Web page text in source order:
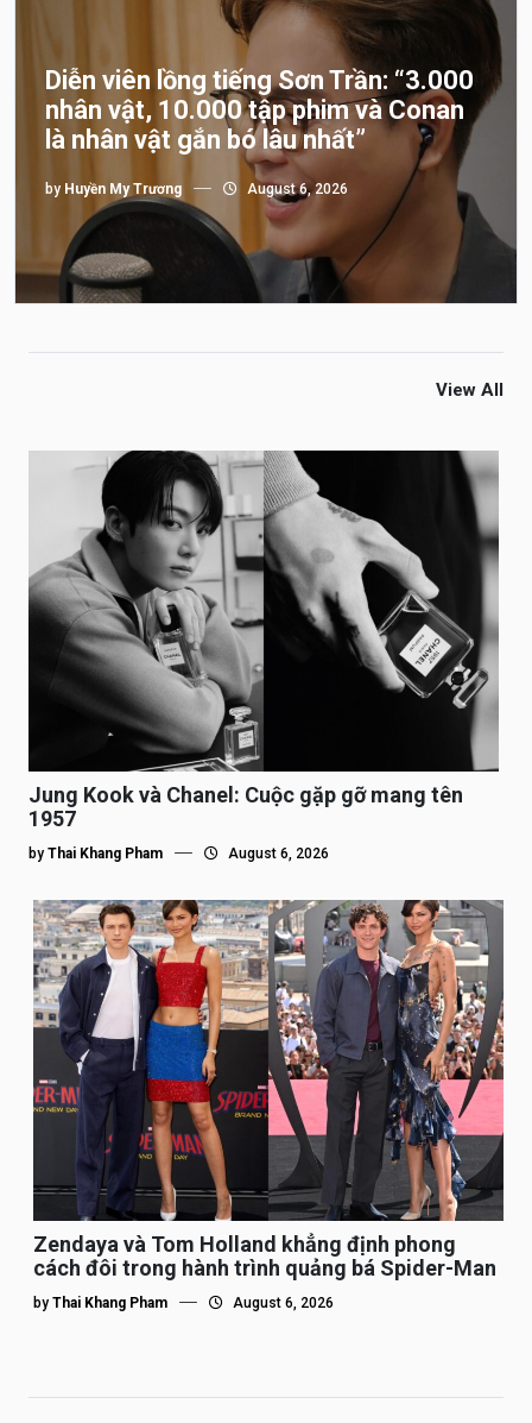
Diễn viên lồng tiếng Sơn Trần: “3.000
nhân vật, 10.000 tập phim và Conan
là nhân vật gắn bó lâu nhất”
by Huyền My Trương August 6, 2026
View All
Jung Kook và Chanel: Cuộc gặp gỡ mang tên
1957
by Thai Khang Pham August 6, 2026
Zendaya và Tom Holland khẳng định phong
cách đôi trong hành trình quảng bá Spider-Man
by Thai Khang Pham August 6, 2026